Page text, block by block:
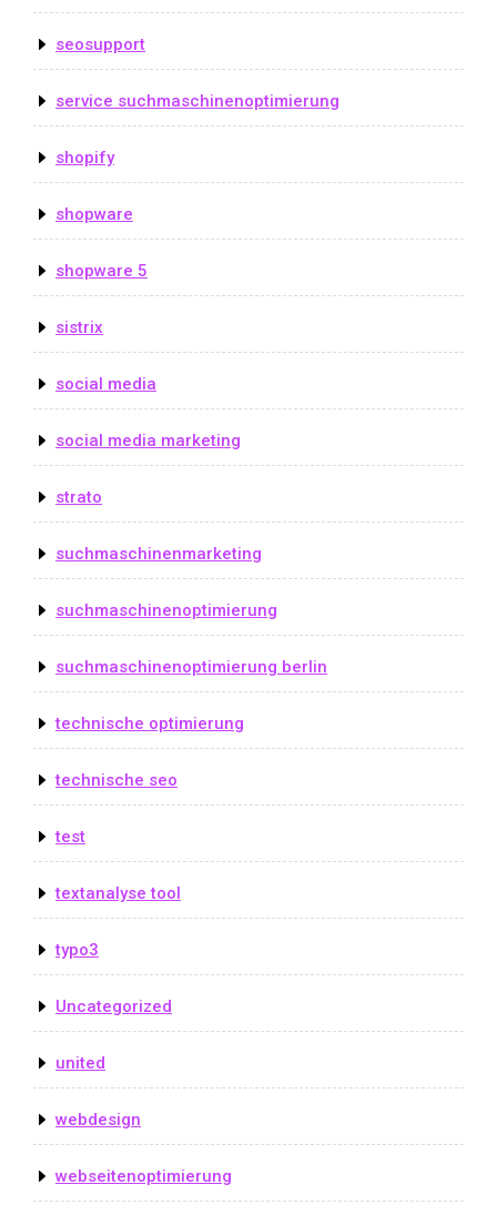
seosupport
service suchmaschinenoptimierung
shopify
shopware
shopware 5
sistrix
social media
social media marketing
strato
suchmaschinenmarketing
suchmaschinenoptimierung
suchmaschinenoptimierung berlin
technische optimierung
technische seo
test
textanalyse tool
typo3
Uncategorized
united
webdesign
webseitenoptimierung